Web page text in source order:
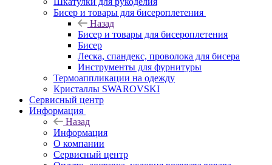
Бисер и товары для бисероплетения
Назад
Бисер и товары для бисероплетения
Бисер
Леска, спандекс, проволока для бисера
Инструменты для фурнитуры
Термоаппликации на одежду
Кристаллы SWAROVSKI
Сервисный центр
Информация
Назад
Информация
О компании
Сервисный центр